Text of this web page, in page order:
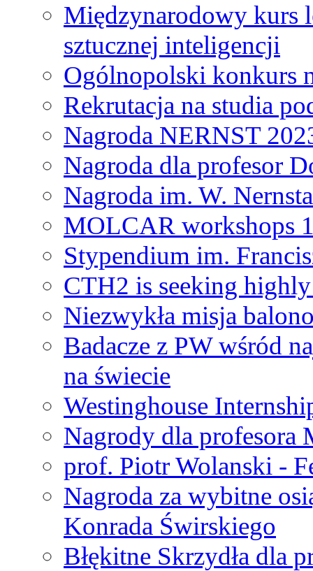
Międzynarodowy kurs
sztucznej inteligencji
Ogólnopolski konkurs
Rekrutacja na studia
Nagroda NERNST
Nagroda dla profesor
Nagroda im. W.
MOLCAR workshops
Stypendium im.
CTH2 is seeking
Niezwykła misja
Badacze z PW wśród
na świecie
Westinghouse
Nagrody dla profesora
prof. Piotr Wolanski -
Nagroda za wybitne
Konrada Świrskiego
Błękitne Skrzydła dla